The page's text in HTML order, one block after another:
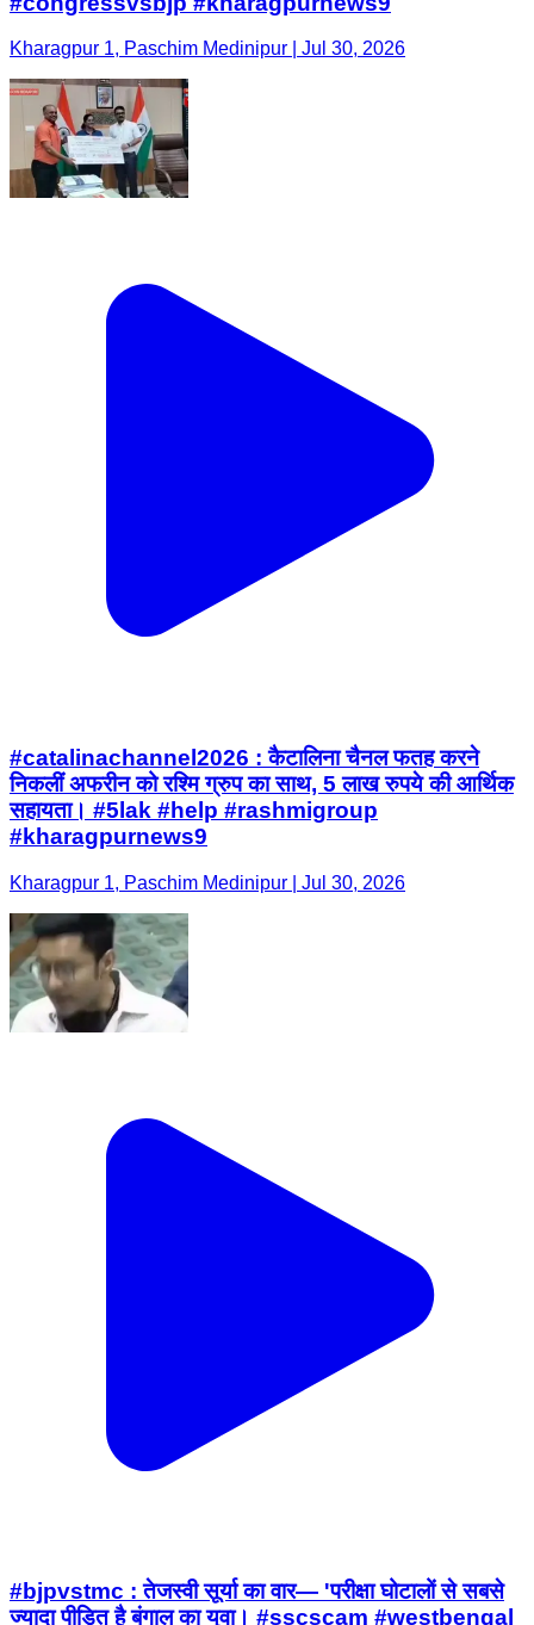
Kharagpur 1, Paschim Medinipur | Jul 30, 2026
#catalinachannel2026 : कैटालिना चैनल फतह करने
निकलीं अफरीन को रश्मि ग्रुप का साथ, 5 लाख रुपये की आर्थिक
सहायता। #5lak #help #rashmigroup
#kharagpurnews9
Kharagpur 1, Paschim Medinipur | Jul 30, 2026
#bjpvstmc : तेजस्वी सूर्या का वार— 'परीक्षा घोटालों से सबसे
ज्यादा पीड़ित है बंगाल का युवा। #sscscam #westbengal